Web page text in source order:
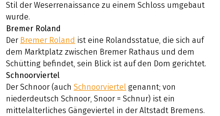
Stil der Weserrenaissance zu einem Schloss umgebaut
wurde.
Bremer Roland
Der Bremer Roland ist eine Rolandsstatue, die sich auf
dem Marktplatz zwischen Bremer Rathaus und dem
Schütting befindet, sein Blick ist auf den Dom gerichtet.
Schnoorviertel
Der Schnoor (auchSchnoorviertel genannt; von
niederdeutsch Schnoor, Snoor = Schnur) ist ein
mittelalterliches Gängeviertel in der Altstadt Bremens.